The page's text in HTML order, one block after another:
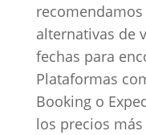
alternativas de
fechas para
Plataformas
Booking o
los precios